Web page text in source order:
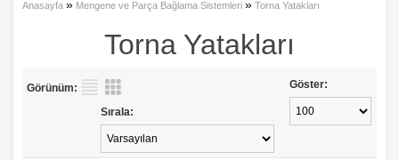
Anasayfa » Mengene ve Parça Bağlama Sistemleri » Torna Yatakları
Torna Yatakları
Görünüm: Göster:
Sırala: